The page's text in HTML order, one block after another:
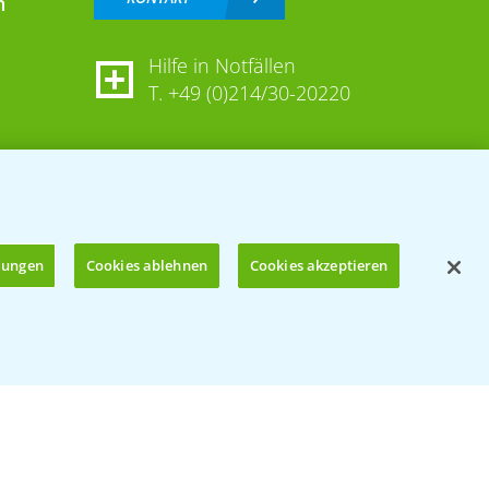
Hilfe in Notfällen
T. +49 (0)214/30-20220
Cookies ablehnen Cookies akzeptieren